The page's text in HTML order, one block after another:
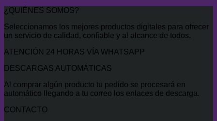
$300.00.$29.99.
original
$500.00.
actual
$47.00.
¿QUIÉNES SOMOS?
Seleccionamos los mejores productos digitales para ofrecer
un servicio de calidad, confiable y al alcance de todos.
ATENCIÓN 24 HORAS VÍA WHATSAPP
DESCARGAS AUTOMÁTICAS
Al comprar algún producto tu pedido se procesará en
automático llegando a tu correo los enlaces de descarga.
CONTACTO